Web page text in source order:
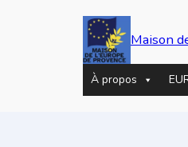
Maison
À propos